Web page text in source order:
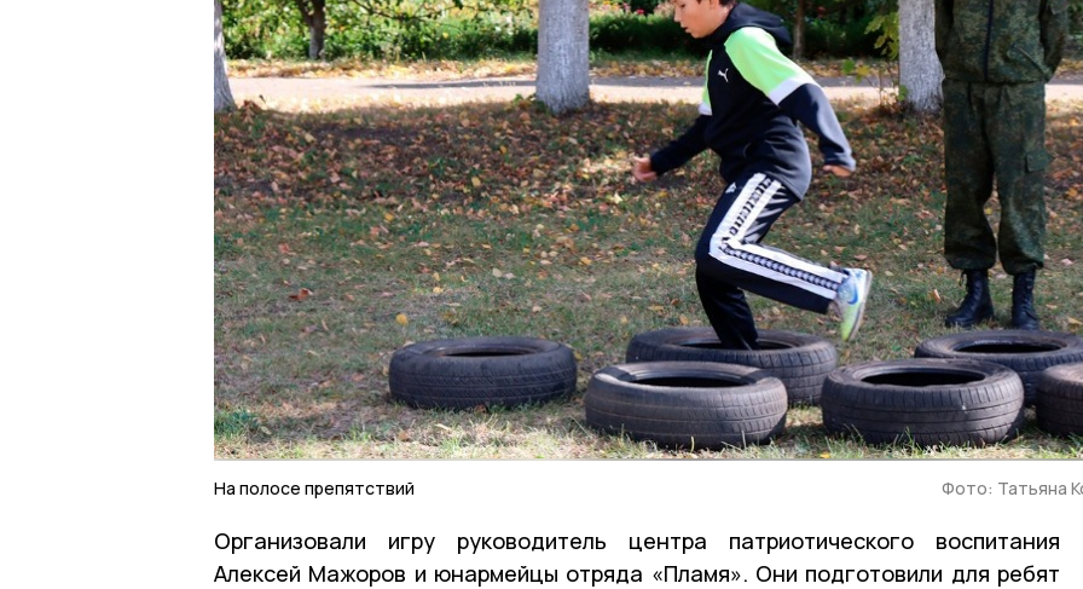
На полосе препятствий Фото: Татьяна
Организовали игру руководитель центра патриотического воспитания
Алексей Мажоров и юнармейцы отряда «Пламя». Они подготовили для ребят